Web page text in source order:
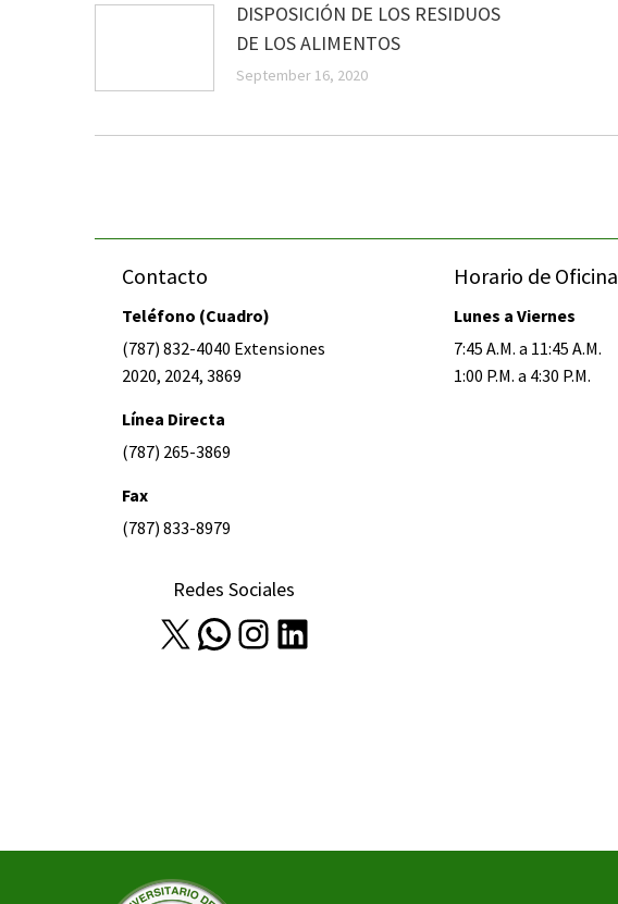
DISPOSICIÓN DE LOS RESIDUOS
DE LOS ALIMENTOS
September 16, 2020
Contacto
Teléfono (Cuadro)
(787) 832-4040 Extensiones
2020, 2024, 3869
Línea Directa
(787) 265-3869
Fax
(787) 833-8979
Redes Sociales
X WhatsApp Instagram LinkedIn
Horario de Oficina
Lunes a Viernes
7:45 A.M. a 11:45 A.M.
1:00 P.M. a 4:30 P.M.